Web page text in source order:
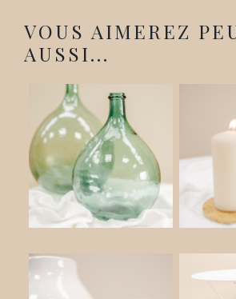
VOUS AIMEREZ
AUSSI...